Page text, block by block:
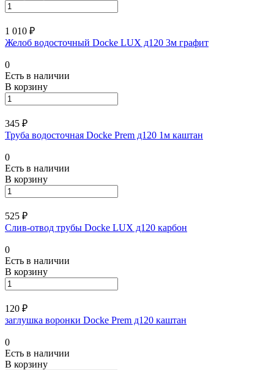
1 010 ₽
Желоб водосточный Docke LUX д120 3м графит
0
Есть в наличии
В корзину
345 ₽
Труба водосточная Docke Prem д120 1м каштан
0
Есть в наличии
В корзину
525 ₽
Слив-отвод трубы Docke LUX д120 карбон
0
Есть в наличии
В корзину
120 ₽
заглушка воронки Docke Prem д120 каштан
0
Есть в наличии
В корзину